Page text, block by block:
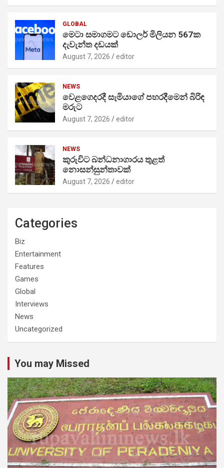
GLOBAL
මෙටා සමාගමට ඩොලර් මිලියන 567ක
දැවැන්ත දඩයක්
August 7, 2026 editor
NEWS
වෙළගෙදරදී සැමියාගේ පහරදීමෙන් බිරිඳ
මරුට
August 7, 2026 editor
NEWS
කුරුවිට බන්ධනාගාරය තුළත්
නොසන්සුන්තාවක්
August 7, 2026 editor
Categories
Biz
Entertainment
Features
Games
Global
Interviews
News
Uncategorized
You may Missed